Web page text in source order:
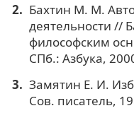
Бахтин М. М.
деятельности //
философским
СПб.: Азбука,
Замятин Е. И.
Сов. писатель,